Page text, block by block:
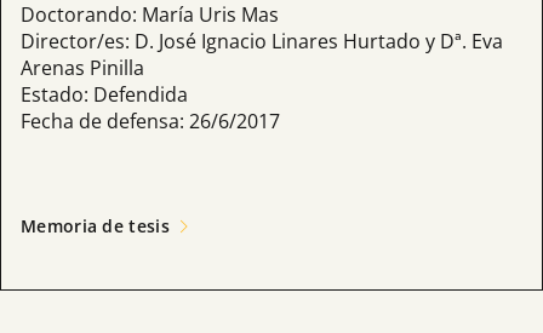
Doctorando: María Uris Mas
Director/es: D. José Ignacio Linares Hurtado y Dª. Eva
Arenas Pinilla
Estado: Defendida
Fecha de defensa: 26/6/2017
Memoria de tesis